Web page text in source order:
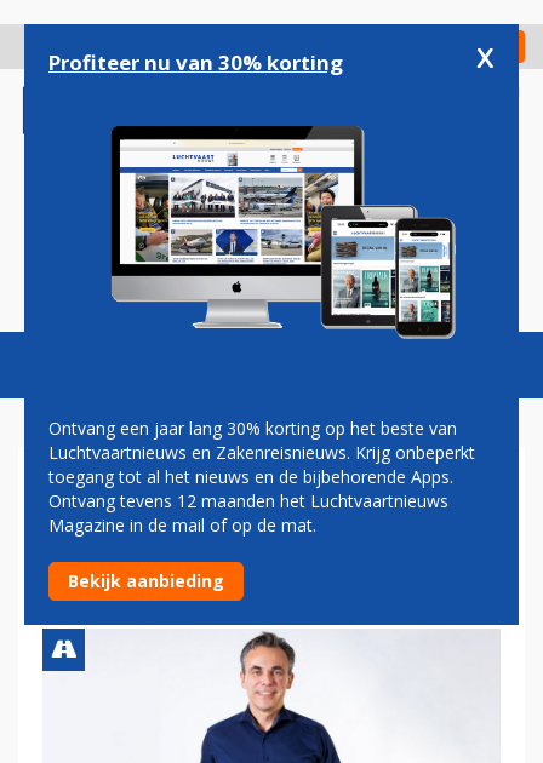
gaan
Check in
Magazine Podcasts Vacatures
VVD VERBAASD DAT EIGEN
MINISTER IN BEROEP GAAT
OM SCHIPHOLKRIMP
Profiteer nu van 30% korting x
Ontvang een jaar lang 30% korting op het beste van
Luchtvaartnieuws en Zakenreisnieuws. Krijg onbeperkt
toegang tot al het nieuws en de bijbehorende Apps.
Ontvang tevens 12 maanden het Luchtvaartnieuws
Magazine in de mail of op de mat.
Bekijk aanbieding